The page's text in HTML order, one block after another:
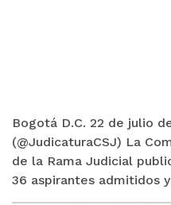
Bogotá D.C. 22 de julio
(@JudicaturaCSJ) La
de la Rama Judicial
36 aspirantes admitidos